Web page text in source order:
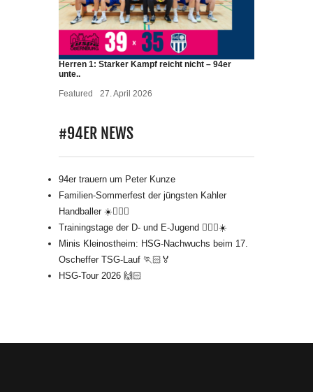
Herren 1: Starker Kampf reicht nicht – 94er
unte..
Featured
27. April 2026
#94ER NEWS
94er trauern um Peter Kunze
Familien-Sommerfest der jüngsten Kahler
Handballer ☀️🤾🏻‍♂️
Trainingstage der D- und E-Jugend 🤾🏻‍♂️☀️
Minis Kleinostheim: HSG-Nachwuchs beim 17.
Oscheffer TSG-Lauf 🏃🏻🏅
HSG-Tour 2026 🙌🏻